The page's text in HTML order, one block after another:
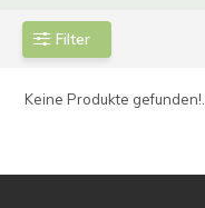
Filter
Keine Produkte gefunden!...